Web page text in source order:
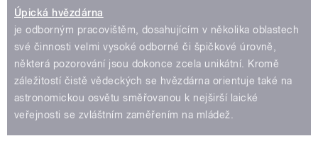
Úpická hvězdárna
je odborným pracovištěm, dosahujícím v několika oblastech
své činnosti velmi vysoké odborné či špičkové úrovně,
některá pozorování jsou dokonce zcela unikátní. Kromě
záležitostí čistě vědeckých se hvězdárna orientuje také na
astronomickou osvětu směřovanou k nejširší laické
veřejnosti se zvláštním zaměřením na mládež.